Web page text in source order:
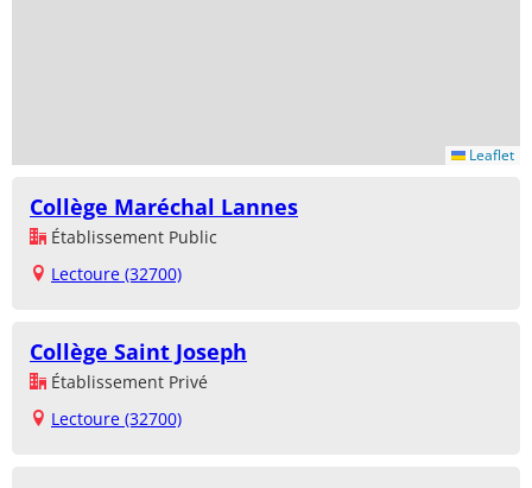
Leaflet
Collège Maréchal Lannes
Établissement Public
Lectoure (32700)
Collège Saint Joseph
Établissement Privé
Lectoure (32700)